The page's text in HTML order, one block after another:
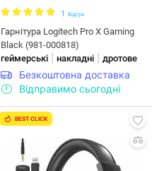
1 Відгук
Гарнітура Logitech Pro X Gaming
Black (981-000818)
геймерські
накладні дротове
Безкоштовна доставка
Відправимо сьогодні
BEST CLICK